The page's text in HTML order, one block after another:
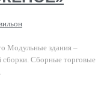
Модульные здания –
сборки. Сборные торговые